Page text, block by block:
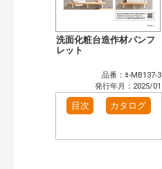
洗面化粧台造作材パンフ
レット
品番：ﾖ-MB137-3
発行年月：2025/01
目次 カタログ